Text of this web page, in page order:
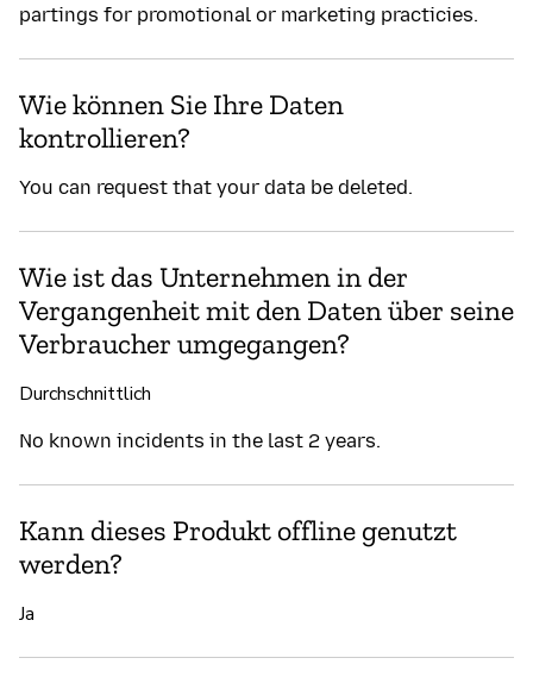
partings for promotional or marketing practicies.
Wie können Sie Ihre Daten
kontrollieren?
You can request that your data be deleted.
Wie ist das Unternehmen in der
Vergangenheit mit den Daten über seine
Verbraucher umgegangen?
Durchschnittlich
No known incidents in the last 2 years.
Kann dieses Produkt offline genutzt
werden?
Ja